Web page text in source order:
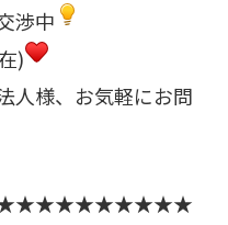
渉中
)
人様、お気軽にお問